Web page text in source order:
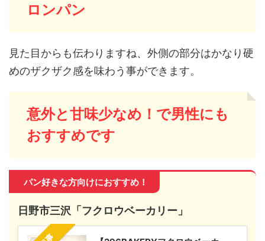
ロンパン
見た目からも伝わりますね、外側の部分はかなり硬
めのザクザク感を味わう事ができます。
意外と甘味少なめ！で男性にも
おすすめです
パン好きな方向けにおすすめ！
日野市三沢「フクロウベーカリー」